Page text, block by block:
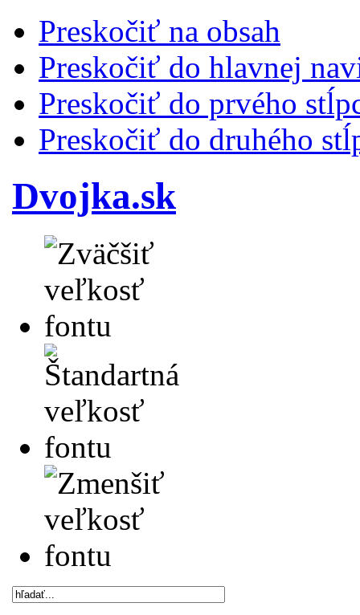
Preskočiť na obsah
Preskočiť do hlavnej
Preskočiť do prvého
Preskočiť do druhého
Dvojka.sk